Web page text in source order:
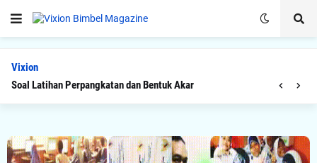
Vixion
Soal Latihan Teorema Phytagoras by Bimbel Jakarta Timur